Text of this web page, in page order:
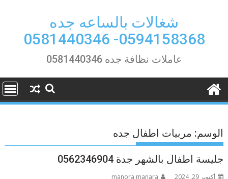
شغالات بالساعه جده
0594158368- 0581440346
عاملات نظافة جده 0581440346
الوسم: مربيات اطفال جده
جليسة اطفال بالشهر جدة 0562346904
أكتوبر 29, 2024 manora manara